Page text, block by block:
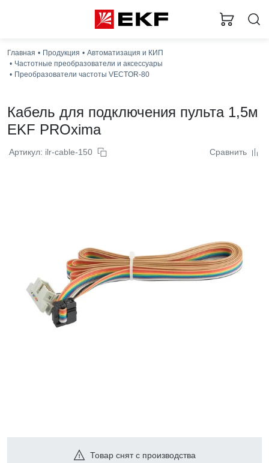
Главная Продукция
Автоматизация и КИП
Частотные преобразователи и аксессуары
Преобразователи частоты VECTOR-80
Кабель для подключения пульта 1,5м
EKF PROxima
Артикул: ilr-cable-150 Сравнить
Товар снят с производства